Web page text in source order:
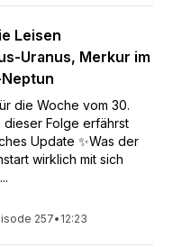
Leisen
Uranus, Merkur im
die Woche vom 30.
dieser Folge erfährst
Update ✨Was der
wirklich mit sich
257• 12:23